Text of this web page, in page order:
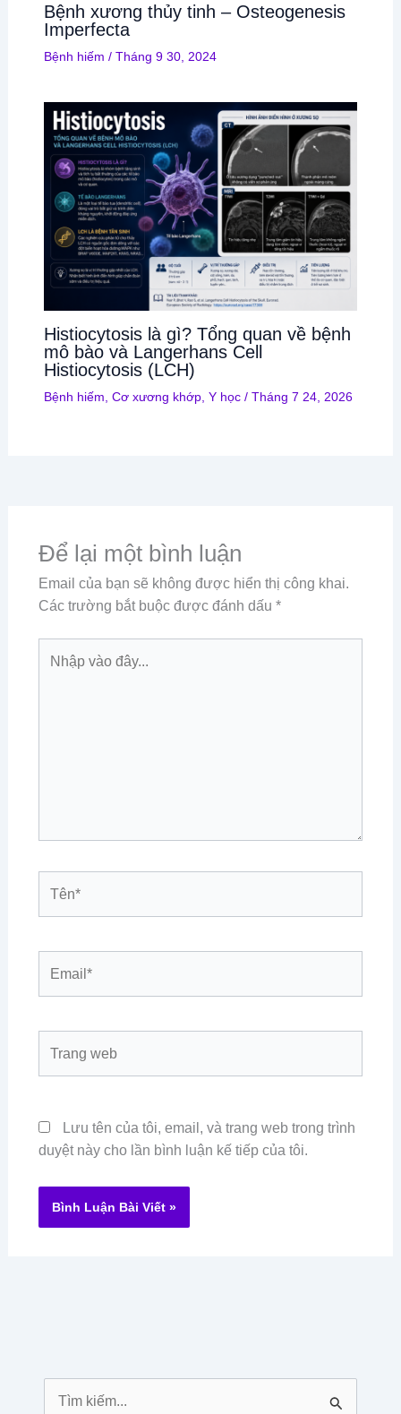
Bệnh xương thủy tinh – Osteogenesis
Imperfecta
Bệnh hiếm / Tháng 9 30, 2024
Histiocytosis là gì? Tổng quan về bệnh
mô bào và Langerhans Cell
Histiocytosis (LCH)
Bệnh hiếm, Cơ xương khớp, Y học/ Tháng 7 24, 2026
Để lại một bình luận
Email của bạn sẽ không được hiển thị công khai.
Các trường bắt buộc được đánh dấu *
vào
web
Lưu tên của tôi, email, và trang web trong trình
duyệt này cho lần bình luận kế tiếp của tôi.